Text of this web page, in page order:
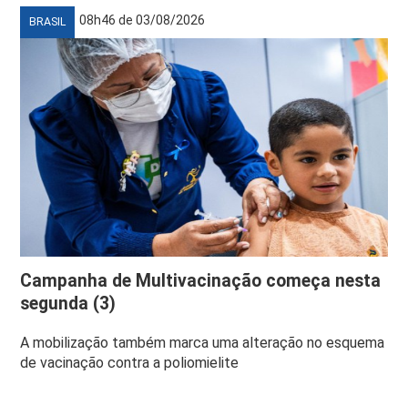
BRASIL 08h46 de 03/08/2026
Campanha de Multivacinação começa nesta
segunda (3)
A mobilização também marca uma alteração no esquema
de vacinação contra a poliomielite